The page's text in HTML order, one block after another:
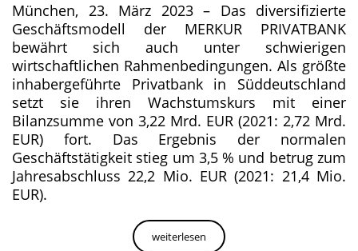
München, 23. März 2023 – Das diversifizierte
Geschäftsmodell der MERKUR PRIVATBANK
bewährt sich auch unter schwierigen
wirtschaftlichen Rahmenbedingungen. Als größte
inhabergeführte Privatbank in Süddeutschland
setzt sie ihren Wachstumskurs mit einer
Bilanzsumme von 3,22 Mrd. EUR (2021: 2,72 Mrd.
EUR) fort. Das Ergebnis der normalen
Geschäftstätigkeit stieg um 3,5 % und betrug zum
Jahresabschluss 22,2 Mio. EUR (2021: 21,4 Mio.
EUR).
weiterlesen